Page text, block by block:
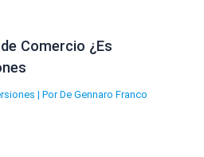
Comercio ¿Es
| Por De Gennaro Franco